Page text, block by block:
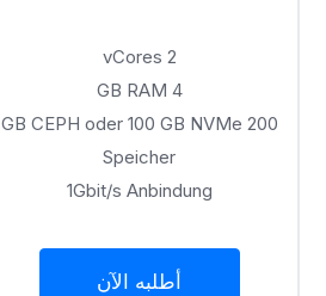
2 vCores
4 GB RAM
200 GB CEPH oder 100 GB NVMe
Speicher
1Gbit/s Anbindung
أطلبه الآن